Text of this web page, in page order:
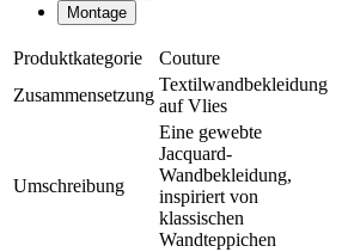
Montage
Produktkategorie
Couture
Zusammensetzung
Textilwandbekleidung
auf Vlies
Umschreibung
Eine gewebte
Jacquard-
Wandbekleidung,
inspiriert von
klassischen
Wandteppichen